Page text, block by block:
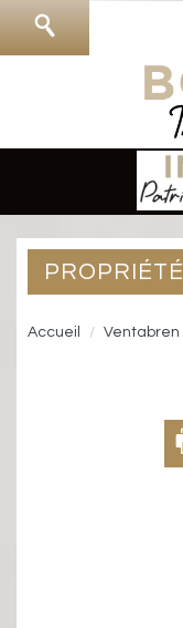
PROPRIÉTÉ
Accueil Ventabren